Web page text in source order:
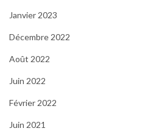
Janvier 2023
Décembre 2022
Août 2022
Juin 2022
Février 2022
Juin 2021